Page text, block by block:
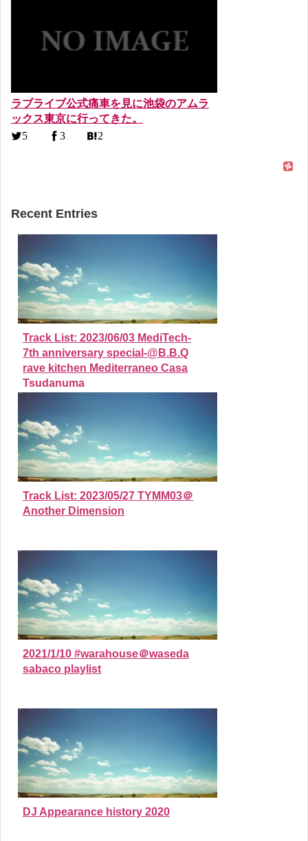
ラブライブ公式痛車を見に池袋のアムラ
ックス東京に行ってきた。
5 3 2
Recent Entries
Track List: 2023/06/03 MediTech-
7th anniversary special-@B.B.Q
rave kitchen Mediterraneo Casa
Tsudanuma
Track List: 2023/05/27 TYMM03＠
Another Dimension
2021/1/10 #warahouse＠waseda
sabaco playlist
DJ Appearance history 2020